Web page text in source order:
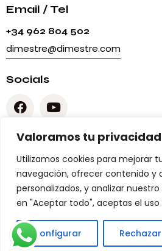
Valoramos tu privacidad
Utilizamos cookies para mejorar
navegación, ofrecer contenido y
personalizados, y analizar
en "Aceptar todo", aceptas el uso
Configurar Rechazar
Email / Tel
+34 962 804 502
dimestre@dimestre.com
Socials
Legal
Aviso Legal
Política de privacidad
Política de Cookies
Dimestre S.L.© 2026. Diseño Web